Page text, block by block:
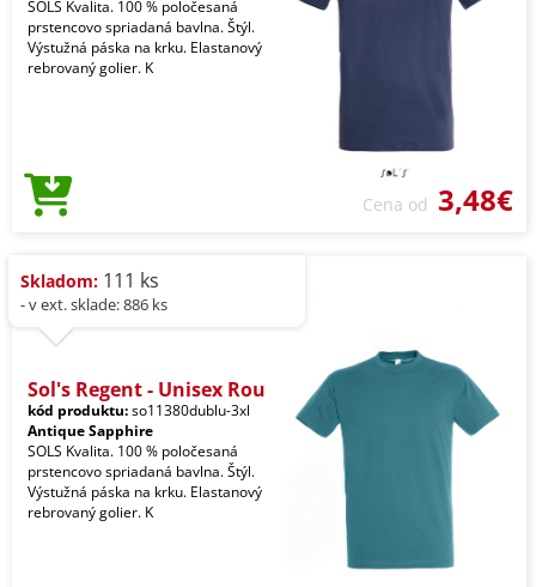
SOLS Kvalita. 100 % poločesaná
prstencovo spriadaná bavlna. Štýl.
Výstužná páska na krku. Elastanový
rebrovaný golier. K
Cena od 3,48€
Skladom: 111 ks
- v ext. sklade: 886 ks
Sol's Regent - Unisex Rou
kód produktu:so11380dublu-3xl
Antique Sapphire
SOLS Kvalita. 100 % poločesaná
prstencovo spriadaná bavlna. Štýl.
Výstužná páska na krku. Elastanový
rebrovaný golier. K